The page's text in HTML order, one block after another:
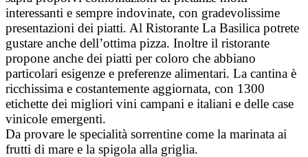
interessanti e sempre indovinate, con gradevolissime
presentazioni dei piatti. Al Ristorante La Basilica potrete
gustare anche dell’ottima pizza. Inoltre il ristorante
propone anche dei piatti per coloro che abbiano
particolari esigenze e preferenze alimentari. La cantina è
ricchissima e costantemente aggiornata, con 1300
etichette dei migliori vini campani e italiani e delle case
vinicole emergenti.
Da provare le specialità sorrentine come la marinata ai
frutti di mare e la spigola alla griglia.